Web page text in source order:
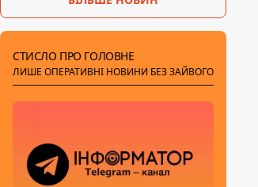
СТИСЛО ПРО ГОЛОВНЕ
ЛИШЕ ОПЕРАТИВНІ НОВИНИ БЕЗ ЗАЙВОГО